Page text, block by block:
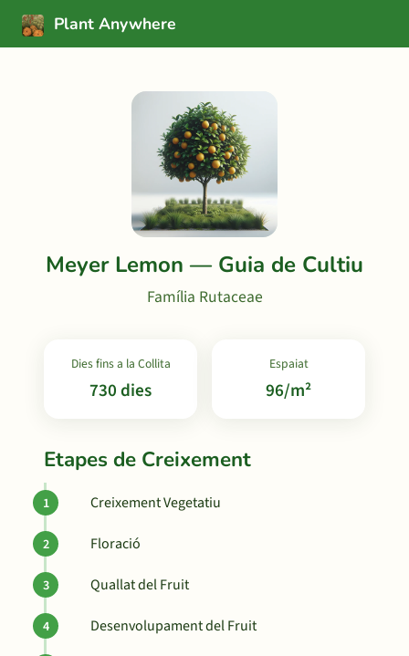
Plant Anywhere
Meyer Lemon — Guia de Cultiu
Família Rutaceae
Dies fins a la Collita
730 dies
Espaiat
96/m²
Etapes de Creixement
Creixement Vegetatiu
Floració
Quallat del Fruit
Desenvolupament del Fruit